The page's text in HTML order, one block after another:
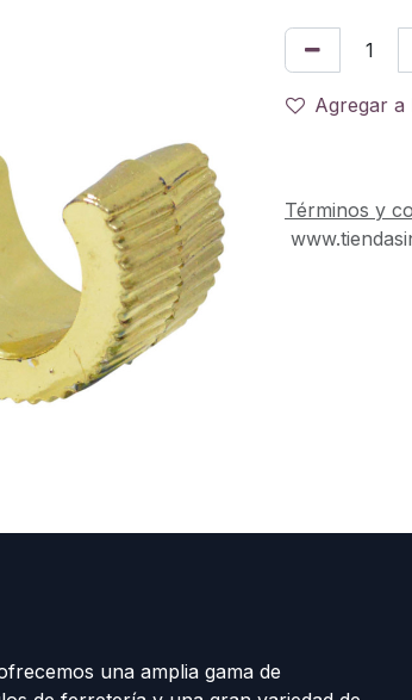
Agregar a
Términos y
una amplia gama de